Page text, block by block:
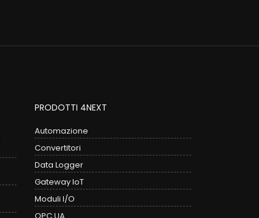
PRODOTTI 4NEXT
Automazione
Convertitori
Data Logger
Gateway IoT
Moduli I/O